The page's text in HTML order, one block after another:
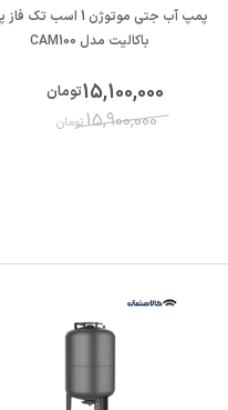
پمپ آب جتی موتوژن 1 اسب تک
باکالیت مدل CAM100
15,100,000تومان
15,900,000تومان